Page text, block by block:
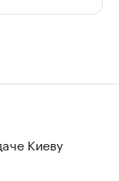
Киеву